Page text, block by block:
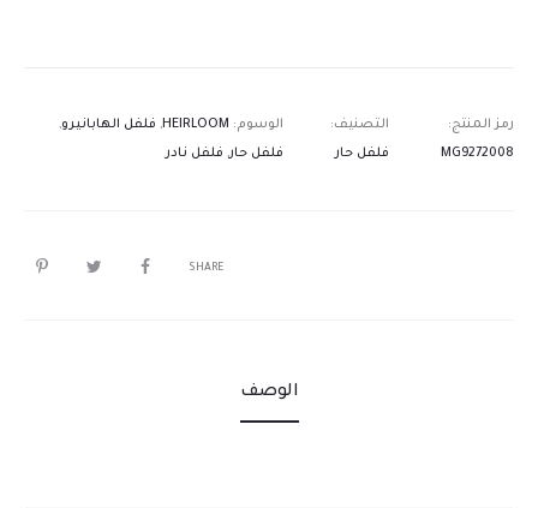
رمز المنتج:
MG9272008
التصنيف:
فلفل حار
الوسوم: HEIRLOOM
, فلفل الهابانيرو,
فلفل حار, فلفل نادر
SHARE
الوصف